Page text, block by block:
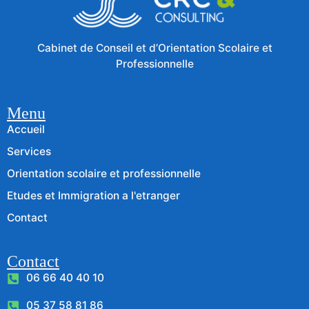
Cabinet de Conseil et d’Orientation Scolaire et
Professionnelle
Menu
Accueil
Services
Orientation scolaire et professionnelle
Etudes et Immigration a l'etranger
Contact
Contact
06 66 40 40 10
05 37 58 81 86